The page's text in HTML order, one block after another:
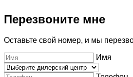
Перезвоните мне
Оставьте свой номер, и мы
Имя